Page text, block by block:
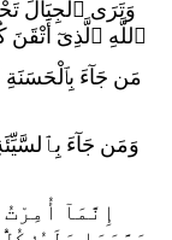
وَتَرَى ٱلْجِبَالَ
ٱللَّهِ ٱلَّذِىٓ أَتْقَنَ
مَن جَآءَ
وَمَن جَآءَ
إِنَّمَآ